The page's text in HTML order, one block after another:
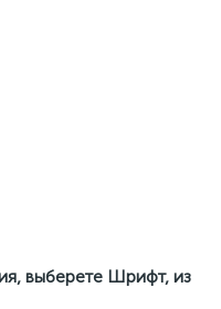
выберете Шрифт, из